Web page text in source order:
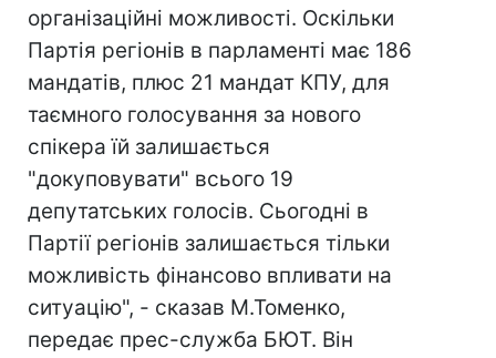
організаційні можливості. Оскільки
Партія регіонів в парламенті має 186
мандатів, плюс 21 мандат КПУ, для
таємного голосування за нового
спікера їй залишається
"докуповувати" всього 19
депутатських голосів. Сьогодні в
Партії регіонів залишається тільки
можливість фінансово впливати на
ситуацію", - сказав М.Томенко,
передає прес-служба БЮТ. Він